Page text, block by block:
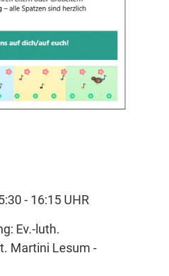
- 16:15 UHR
Ev.-luth.
Martini Lesum -